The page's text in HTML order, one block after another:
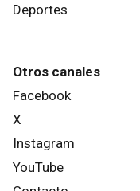
Deportes
Otros canales
Facebook
X
Instagram
YouTube